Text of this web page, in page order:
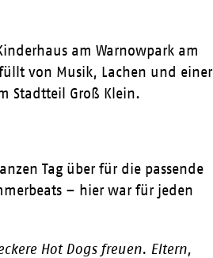
am Warnowpark am
von Musik, Lachen und einer
Stadtteil Groß Klein.
Tag über für die passende
– hier war für jeden
Hot Dogs freuen. Eltern,